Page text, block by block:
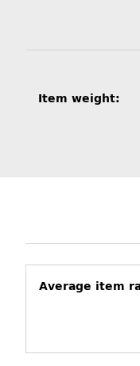
Item information
Value
Item weight:
Average item